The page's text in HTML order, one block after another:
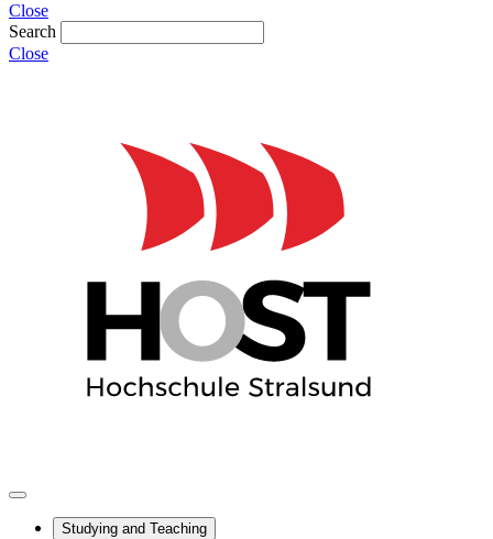
Close
Search
Close
Studying and Teaching